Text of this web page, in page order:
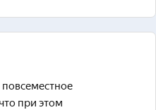
при этом